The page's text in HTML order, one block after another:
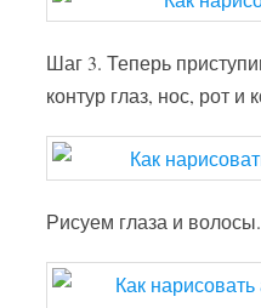
Шаг 3. Теперь
контур глаз, нос, рот и
Рисуем глаза и волосы.